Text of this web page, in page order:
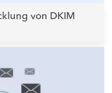
von DKIM